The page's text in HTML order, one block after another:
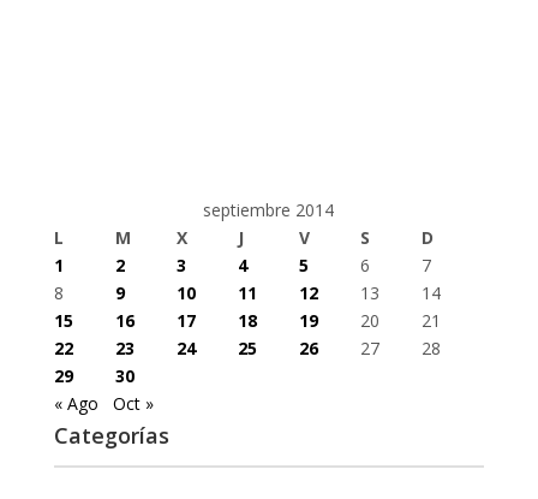
septiembre 2014
L
M X J V S
D
1
2 3 4 5 6
7
8
9 10 11 12 13
14
15
16 17 18 19 20
21
22
23 24 25 26 27
28
29
30
« Ago
Oct »
Categorías